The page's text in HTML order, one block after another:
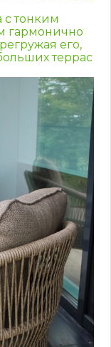
тонким
гармонично
его,
террас